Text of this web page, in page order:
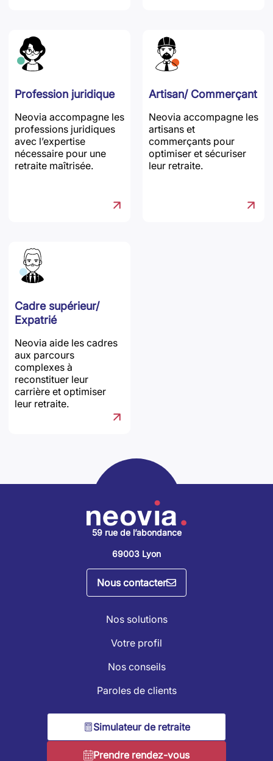
Profession juridique
Neovia accompagne les
professions juridiques
avec l’expertise
nécessaire pour une
retraite maîtrisée.
Artisan/ Commerçant
Neovia accompagne les
artisans et
commerçants pour
optimiser et sécuriser
leur retraite.
Cadre supérieur/
Expatrié
Neovia aide les cadres
aux parcours
complexes à
reconstituer leur
carrière et optimiser
leur retraite.
59 rue de l’abondance
69003 Lyon
Nous contacter
Nos solutions
Votre profil
Nos conseils
Paroles de clients
Simulateur de retraite
Prendre rendez-vous